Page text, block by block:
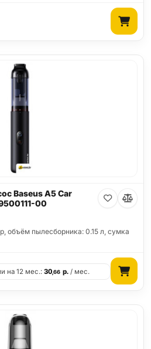
Baseus A5 Car
00
объём пылесборника: 0.15 л, сумка
на 12 мес.:30,66 р./ мес.